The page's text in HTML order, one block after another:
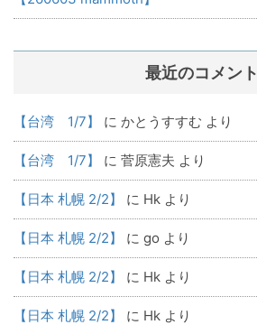
最近のコメント
【台湾 1/7】 に かとうすすむ より
【台湾 1/7】 に 菅原憲夫 より
【日本 札幌 2/2】 に Hk より
【日本 札幌 2/2】 に go より
【日本 札幌 2/2】 に Hk より
【日本 札幌 2/2】 に Hk より